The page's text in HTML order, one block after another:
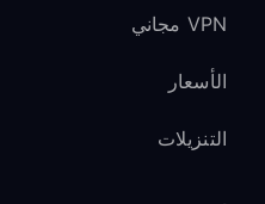
VPN مجاني
الأسعار
التنزيلات